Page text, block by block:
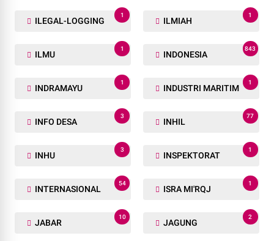
ILEGAL-LOGGING
1
ILMIAH
1
ILMU
1
INDONESIA
843
INDRAMAYU
1
INDUSTRI MARITIM
1
INFO DESA
3
INHIL
77
INHU
3
INSPEKTORAT
1
INTERNASIONAL
54
ISRA MI'RQJ
1
JABAR
10
JAGUNG
2